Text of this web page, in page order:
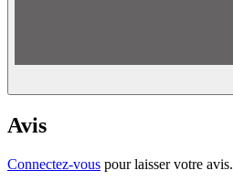
Avis
Connectez-vous pour laisser votre avis.